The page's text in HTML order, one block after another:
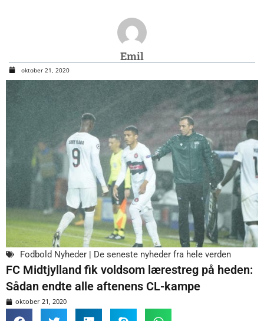
Emil
oktober 21, 2020
Fodbold Nyheder | De seneste nyheder fra hele verden
FC Midtjylland fik voldsom lærestreg på heden:
Sådan endte alle aftenens CL-kampe
oktober 21, 2020